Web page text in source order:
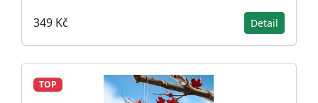
349 Kč Detail
TOP